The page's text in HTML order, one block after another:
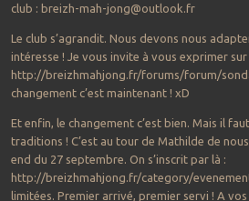
club : breizh-mah-jong@outlook.fr
Le club s’agrandit. Nous devons nous
intéresse ! Je vous invite à vous exprimer
http://breizhmahjong.fr/forums/forum/
changement c’est maintenant ! xD
Et enfin, le changement c’est bien. Mais il
traditions ! C’est au tour de Mathilde de
end du 27 septembre. On s’inscrit par là :
http://breizhmahjong.fr/category/
limitées. Premier arrivé, premier servi ! A vos